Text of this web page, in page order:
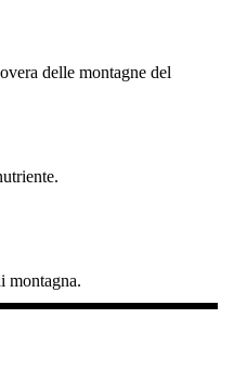
delle montagne del
montagna.